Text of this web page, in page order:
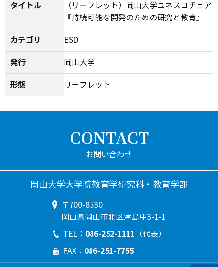
タイトル
（リーフレット）岡山大学ユネスコチェア
『持続可能な開発のための研究と教育』
カテゴリ ESD
発行 岡山大学
形態 リーフレット
CONTACT
岡山大学大学院教育学研究科・教育学部
〒700-8530
岡山県岡山市北区津島中3-1-1
TEL： 086-252-1111 （代表）
FAX： 086-251-7755